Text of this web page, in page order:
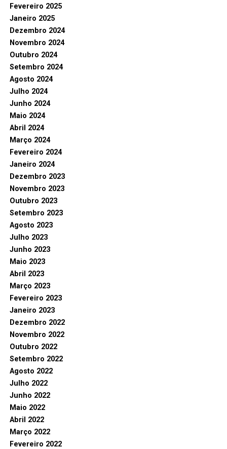
Fevereiro 2025
Janeiro 2025
Dezembro 2024
Novembro 2024
Outubro 2024
Setembro 2024
Agosto 2024
Julho 2024
Junho 2024
Maio 2024
Abril 2024
Março 2024
Fevereiro 2024
Janeiro 2024
Dezembro 2023
Novembro 2023
Outubro 2023
Setembro 2023
Agosto 2023
Julho 2023
Junho 2023
Maio 2023
Abril 2023
Março 2023
Fevereiro 2023
Janeiro 2023
Dezembro 2022
Novembro 2022
Outubro 2022
Setembro 2022
Agosto 2022
Julho 2022
Junho 2022
Maio 2022
Abril 2022
Março 2022
Fevereiro 2022